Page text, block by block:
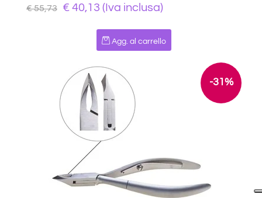
€ 55,73 € 40,13 (Iva inclusa)
Quantità
Agg. al carrello
-31%